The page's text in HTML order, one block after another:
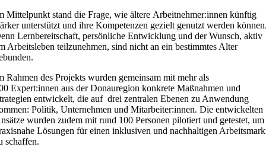
Mittelpunkt stand die Frage, wie ältere Arbeitnehmer:innen künftig
unterstützt und ihre Kompetenzen gezielt genutzt werden
Lernbereitschaft, persönliche Entwicklung und der Wunsch, aktiv
Arbeitsleben teilzunehmen, sind nicht an ein bestimmtes Alter
Rahmen des Projekts wurden gemeinsam mit mehr als
Expert:innen aus der Donauregion konkrete Maßnahmen und
entwickelt, die auf drei zentralen Ebenen zu Anwendung
Politik, Unternehmen und Mitarbeiter:innen. Die entwickelten
wurden zudem mit rund 100 Personen pilotiert und getestet, um
Lösungen für einen inklusiven und nachhaltigen
schaffen.